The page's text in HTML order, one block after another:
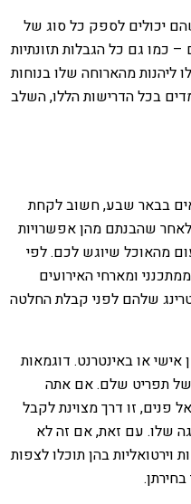
יכולים לספק כל סוג של
כמו גם כל הגבלות תזונתיות
ליהנות מהארוחה שלו בנוחות
בכל הדרישות הללו, השלב
בבאר שבע, חשוב לקחת
שהבנתם מהן אפשרויות
מהאוכל שיוגש לכם. לפי
סקר שערכה Eventective, עד 80% ממתכנני ומארחי האירועים
שלהם לפני קבלת החלטה
או באינטרנט. דוגמאות
של תפריט שלם. אם אתה
פנים, זו דרך מצוינת לקבל
שלו. עם זאת, אם זה לא
וירטואליות בהן תוכלו לצפות